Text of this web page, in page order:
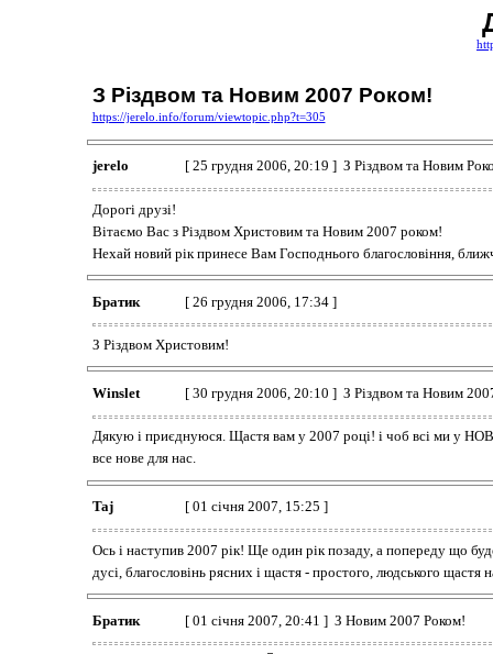
З Різдвом та Новим 2007 Роком!
https://jerelo.info/forum/viewtopic.php?t=305
jerelo [ 25 грудня 2006, 20:19 ] З Різдвом та Новим
Дорогі друзі!
Вітаємо Вас з Різдвом Христовим та Новим 2007 роком!
Нехай новий рік принесе Вам Господнього благословіння,
Братик [ 26 грудня 2006, 17:34 ]
З Різдвом Христовим!
Winslet [ 30 грудня 2006, 20:10 ] З Різдвом та Новим
Дякую і приєднуюся. Щастя вам у 2007 році! і чоб всі ми у
все нове для нас.
Taj [ 01 січня 2007, 15:25 ]
Ось і наступив 2007 рік! Ще один рік позаду, а попереду що
дусі, благословінь рясних і щастя - простого, людського щастя
Братик [ 01 січня 2007, 20:41 ] З Новим 2007 Роком!